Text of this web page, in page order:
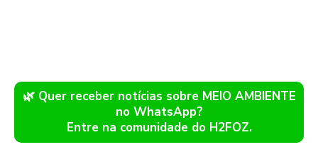
🌿 Quer receber notícias sobre MEIO AMBIENTE
no WhatsApp?
Entre na comunidade do H2FOZ.